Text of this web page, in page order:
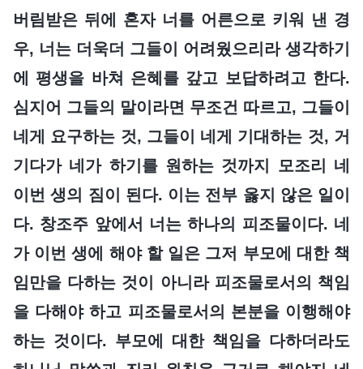
버림받은 뒤에 혼자 너를 어른으로 키워 낸 경
우, 너는 더욱더 그들이 어려웠으리라 생각하기
에 평생을 바쳐 은혜를 갚고 보답하려고 한다.
심지어 그들의 말이라면 무조건 따르고, 그들이
네게 요구하는 것, 그들이 네게 기대하는 것, 거
기다가 네가 하기를 원하는 것까지 모조리 네
이번 생의 짐이 된다. 이는 전부 옳지 않은 일이
다. 창조주 앞에서 너는 하나의 피조물이다. 네
가 이번 생에 해야 할 일은 그저 부모에 대한 책
임만을 다하는 것이 아니라 피조물로서의 책임
을 다해야 하고 피조물로서의 본분을 이행해야
하는 것이다. 부모에 대한 책임을 다하더라도